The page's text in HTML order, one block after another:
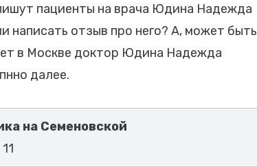
пациенты на врача Юдина Надежда
написать отзыв про него? А, может быть
в Москве доктор Юдина Надежда
далее.
на Семеновской